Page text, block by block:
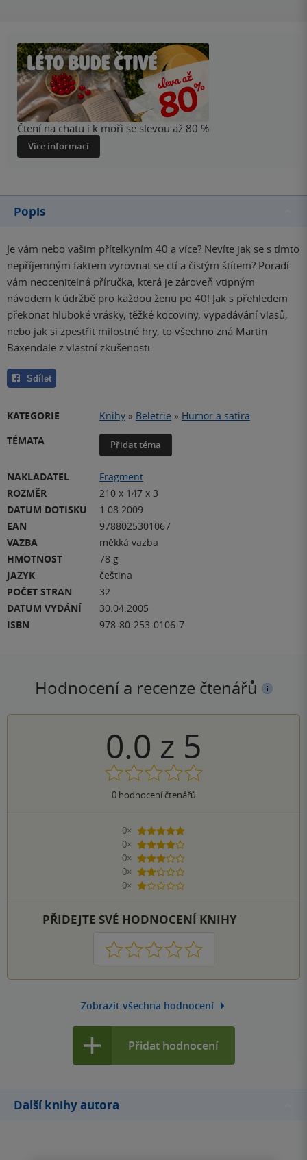
Čtení na chatu i k moři se slevou až 80 %
Více informací
Popis
Je vám nebo vašim přítelkyním 40 a více? Nevíte jak se s tímto
nepříjemným faktem vyrovnat se ctí a čistým štítem? Poradí
vám neocenitelná příručka, která je zároveň vtipným
návodem k údržbě pro každou ženu po 40! Jak s přehledem
překonat hluboké vrásky, těžké kocoviny, vypadávání vlasů,
nebo jak si zpestřit milostné hry, to všechno zná Martin
Baxendale z vlastní zkušenosti.
Sdílet
KATEGORIE Knihy » Beletrie » Humor a satira
TÉMATA
Přidat téma
NAKLADATEL
Fragment
ROZMĚR
210 x 147 x 3
DATUM DOTISKU
1.08.2009
EAN
9788025301067
VAZBA
měkká vazba
HMOTNOST
78 g
JAZYK
čeština
POČET STRAN
32
DATUM VYDÁNÍ
30.04.2005
ISBN
978-80-253-0106-7
Hodnocení a recenze čtenářů
0.0 z 5
0hodnocení čtenářů
0×
5 hvězdiček
0×
4 hvězdičky
0×
3 hvězdičky
0×
2 hvězdičky
0×
1 hvezdička
PŘIDEJTE SVÉ HODNOCENÍ KNIHY
1 2 3 4 5
Zobrazit všechna hodnocení
Přidat hodnocení
Další knihy autora